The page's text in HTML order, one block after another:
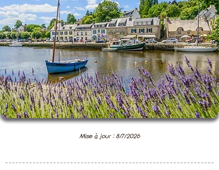
Mise à jour : 8/7/2026